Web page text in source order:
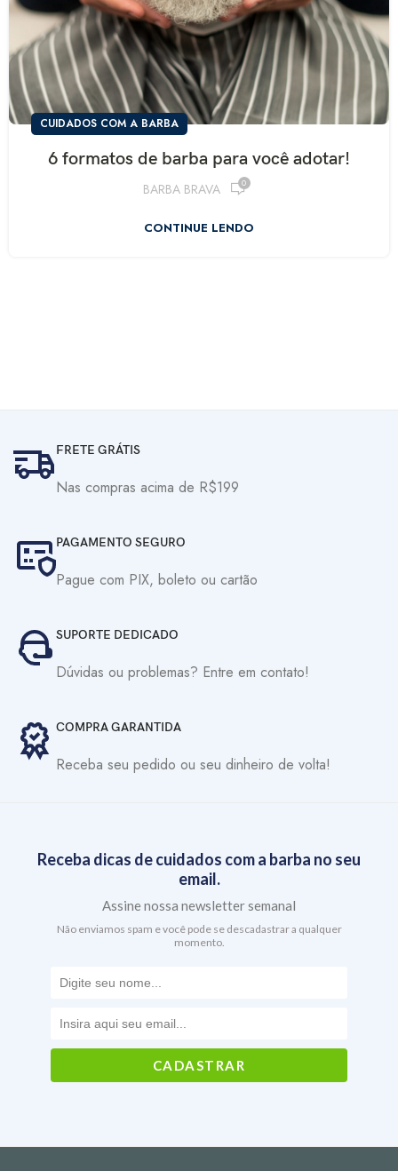
CUIDADOS COM A BARBA
6 formatos de barba para você adotar!
BARBA BRAVA 0
CONTINUE LENDO
FRETE GRÁTIS
Nas compras acima de R$199
PAGAMENTO SEGURO
Pague com PIX, boleto ou cartão
SUPORTE DEDICADO
Dúvidas ou problemas? Entre em contato!
COMPRA GARANTIDA
Receba seu pedido ou seu dinheiro de volta!
Receba dicas de cuidados com a barba no seu
email.
Assine nossa newsletter semanal
Não enviamos spam e você pode se descadastrar a qualquer
momento.